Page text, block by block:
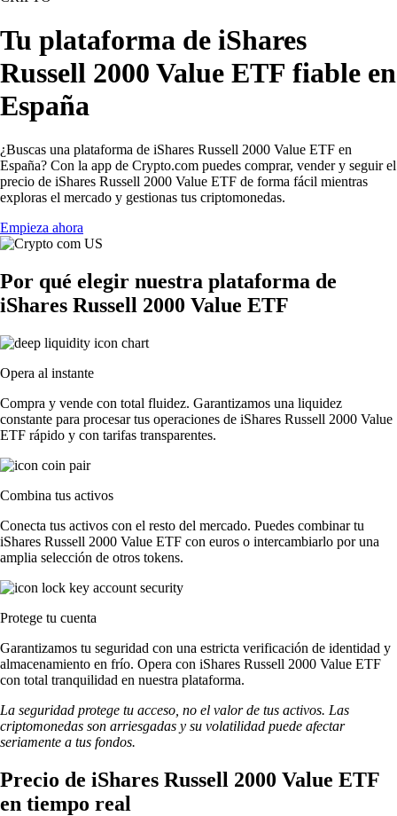
Tu plataforma de iShares
Russell 2000 Value ETF fiable en
España
¿Buscas una plataforma de iShares Russell 2000 Value ETF en
España? Con la app de Crypto.com puedes comprar, vender y seguir el
precio de iShares Russell 2000 Value ETF de forma fácil mientras
exploras el mercado y gestionas tus criptomonedas.
Empieza ahora
Por qué elegir nuestra plataforma de
iShares Russell 2000 Value ETF
Opera al instante
Compra y vende con total fluidez. Garantizamos una liquidez
constante para procesar tus operaciones de iShares Russell 2000 Value
ETF rápido y con tarifas transparentes.
Combina tus activos
Conecta tus activos con el resto del mercado. Puedes combinar tu
iShares Russell 2000 Value ETF con euros o intercambiarlo por una
amplia selección de otros tokens.
Protege tu cuenta
Garantizamos tu seguridad con una estricta verificación de identidad y
almacenamiento en frío. Opera con iShares Russell 2000 Value ETF
con total tranquilidad en nuestra plataforma.
La seguridad protege tu acceso, no el valor de tus activos. Las
criptomonedas son arriesgadas y su volatilidad puede afectar
seriamente a tus fondos.
Precio de iShares Russell 2000 Value ETF
en tiempo real